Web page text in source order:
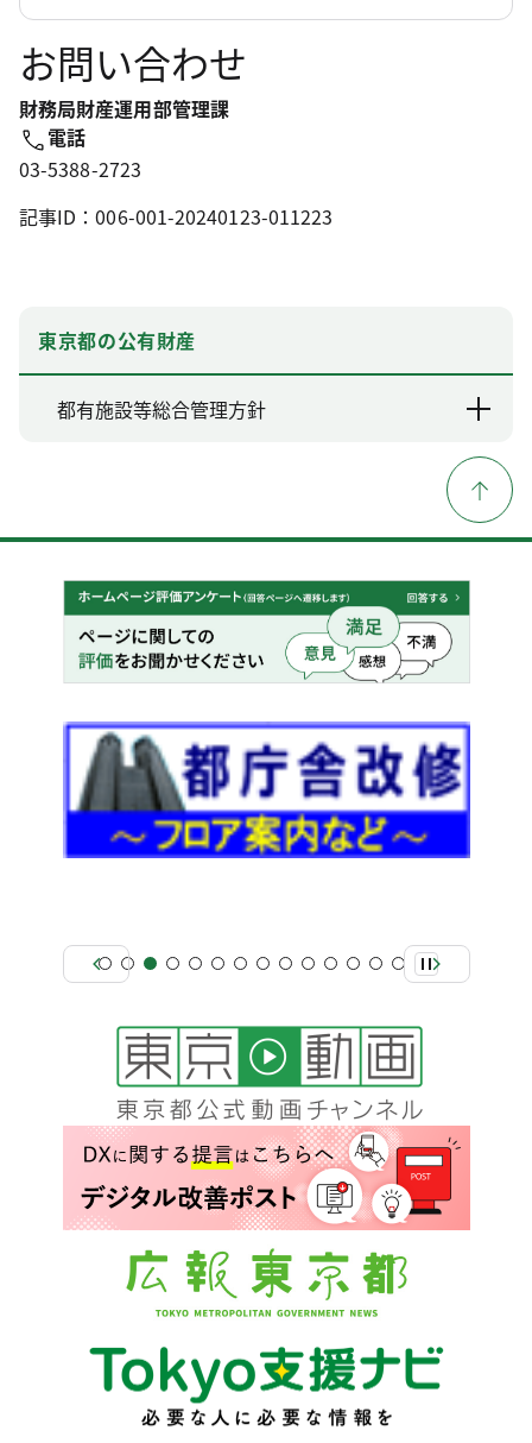
お問い合わせ
財務局財産運用部管理課
電話
03-5388-2723
記事ID：006-001-20240123-011223
東京都の公有財産
都有施設等総合管理方針